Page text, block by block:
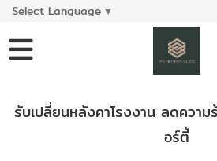
Select Language ▼
รับเปลี่ยนหลังคาโรงงาน ลดควา
อร์ตี้